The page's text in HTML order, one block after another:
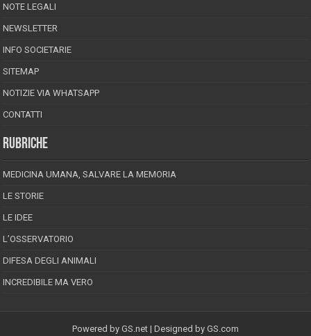
NOTE LEGALI
NEWSLETTER
INFO SOCIETARIE
SITEMAP
NOTIZIE VIA WHATSAPP
CONTATTI
RUBRICHE
MEDICINA UMANA, SALVARE LA MEMORIA
LE STORIE
LE IDEE
L’OSSERVATORIO
DIFESA DEGLI ANIMALI
INCREDIBILE MA VERO
Powered by GS.net | Designed by GS.com